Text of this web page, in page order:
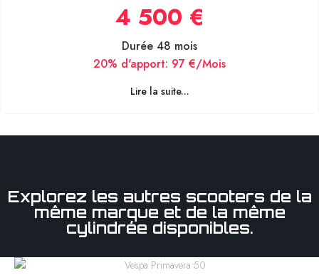
4 500 €
Durée 48 mois
20% d'apport: 97 €/Mois
Lire la suite...
Explorez les autres scooters de la
même marque et de la même
cylindrée disponibles.